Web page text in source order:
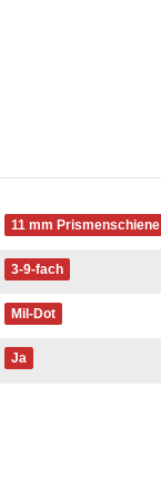
11 mm Prismenschiene
3-9-fach
Mil-Dot
Ja